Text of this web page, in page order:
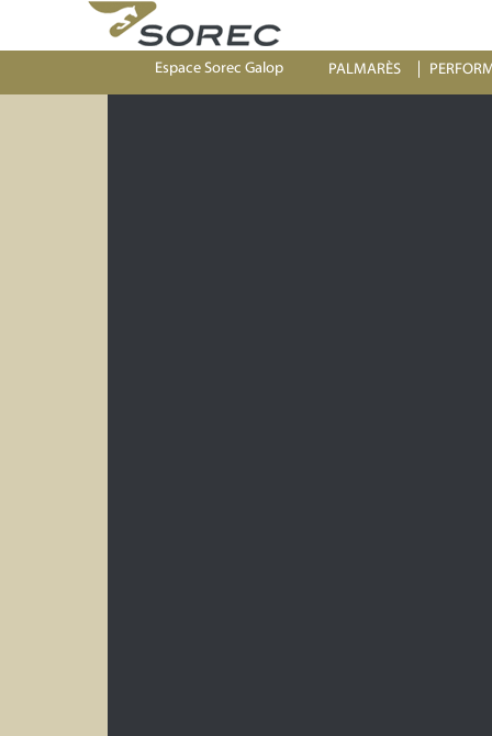
Espace Sorec Galop PALMARÈS